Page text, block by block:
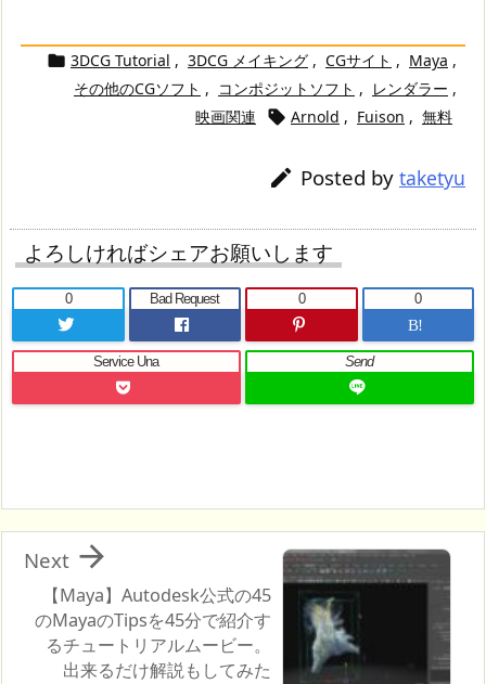
 3DCG Tutorial , 3DCG メイキング , CGサイト , Maya ,
その他のCGソフト , コンポジットソフト , レンダラー ,
映画関連
 Arnold , Fuison , 無料
 Posted by taketyu
よろしければシェアお願いします
0 Bad Request
0
B!
0
Service Una Send
【Maya】Autodesk公式の45
のMayaのTipsを45分で紹介す
るチュートリアルムービー。
出来るだけ解説もしてみた

Next